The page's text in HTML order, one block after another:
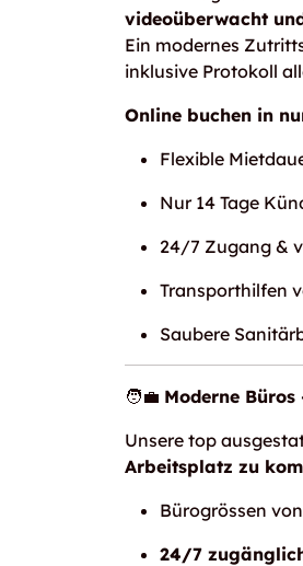
videoüberwacht
Ein modernes
inklusive Protokoll
Online buchen in
Flexible
Nur 14 Tage
24/7 Zugang &
Transporthilfen
Saubere
🧑‍💼 Moderne
Unsere top
Arbeitsplatz zu
Bürogrössen von
24/7